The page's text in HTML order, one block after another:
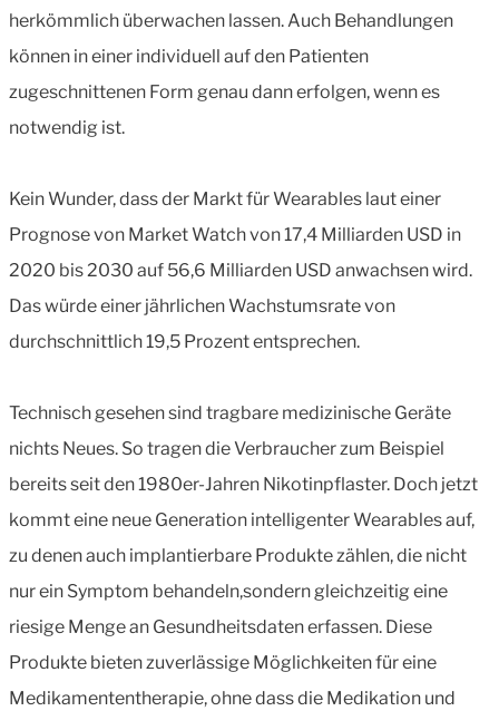
herkömmlich überwachen lassen. Auch Behandlungen
können in einer individuell auf den Patienten
zugeschnittenen Form genau dann erfolgen, wenn es
notwendig ist.
Kein Wunder, dass der Markt für Wearables laut einer
Prognose von Market Watch von 17,4 Milliarden USD in
2020 bis 2030 auf 56,6 Milliarden USD anwachsen wird.
Das würde einer jährlichen Wachstumsrate von
durchschnittlich 19,5 Prozent entsprechen.
Technisch gesehen sind tragbare medizinische Geräte
nichts Neues. So tragen die Verbraucher zum Beispiel
bereits seit den 1980er-Jahren Nikotinpflaster. Doch jetzt
kommt eine neue Generation intelligenter Wearables auf,
zu denen auch implantierbare Produkte zählen, die nicht
nur ein Symptom behandeln,sondern gleichzeitig eine
riesige Menge an Gesundheitsdaten erfassen. Diese
Produkte bieten zuverlässige Möglichkeiten für eine
Medikamententherapie, ohne dass die Medikation und